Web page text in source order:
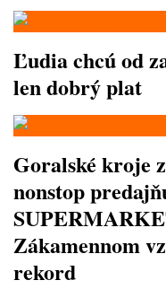
Ľudia chcú od
len dobrý plat
Goralské kroje
nonstop
Zákamennom
rekord